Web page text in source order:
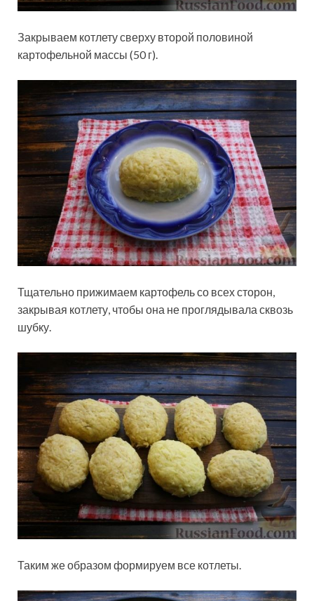
Закрываем котлету сверху второй половиной
картофельной массы (50 г).
Тщательно прижимаем картофель со всех сторон,
закрывая котлету, чтобы она не проглядывала сквозь
шубку.
Таким же образом формируем все котлеты.